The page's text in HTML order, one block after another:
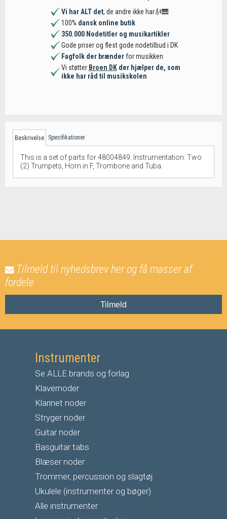
Vi har ALT det, de andre ikke har🎻🎹
100% dansk online butik
350.000 Nodetitler og musikartikler
Gode priser og flest gode nodetilbud i DK
Fagfolk der brænderfor musikken
Vi støtter Broen DKder hjælper de, som
ikke har råd til musikskolen
Beskrivelse Specifikationer
This is a set of parts for 48004849. Instrumentation: Two
(2) Trumpets, Horn in F, Trombone and Tuba.
Tilmeld til nyhedsbrev her og få masser af
fordele
Tilmeld
Instrumenter
Se ALLE brands og forlag
Klavernoder
Klarinet noder
Stryger noder
Guitar noder
Basguitar tabs
Blæser noder
Trommer, percussion og slagtøj
Ukulele (instrumenter og bøger)
Alle instrumenter